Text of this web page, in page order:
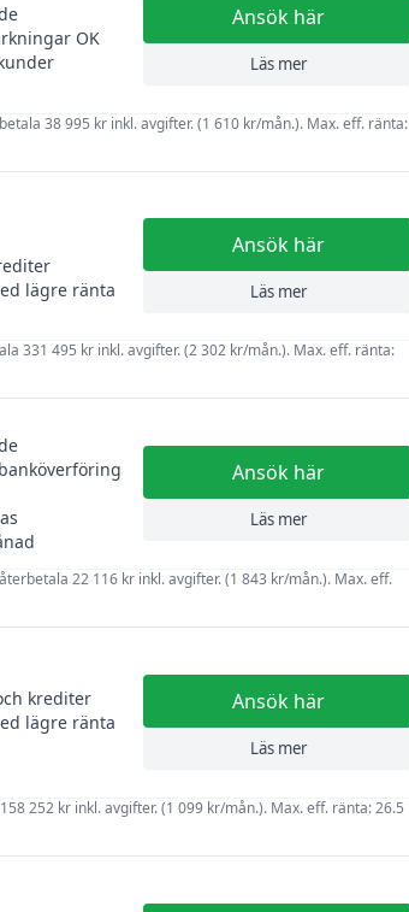
OK
Ansök här
Läs mer
38 995 kr inkl. avgifter. (1 610 kr/mån.). Max. eff. ränta:
lägre ränta
Ansök här
Läs mer
331 495 kr inkl. avgifter. (2 302 kr/mån.). Max. eff. ränta:
Ansök här
Läs mer
22 116 kr inkl. avgifter. (1 843 kr/mån.). Max. eff.
krediter
lägre ränta
Ansök här
Läs mer
252 kr inkl. avgifter. (1 099 kr/mån.). Max. eff. ränta: 26.5